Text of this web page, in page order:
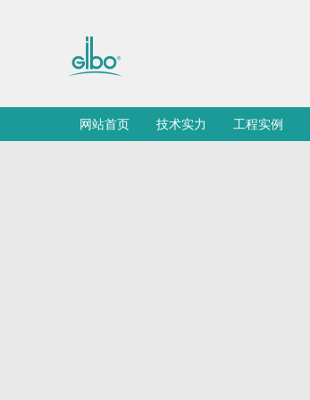
网站首页 技术实力 工程实例